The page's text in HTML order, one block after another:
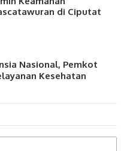
di Ciputat
Nasional, Pemkot
Kesehatan